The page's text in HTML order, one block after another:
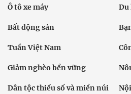
Ô tô xe máy Du
Bất động sản
Tuần Việt Nam
Giảm nghèo bền vững
Dân tộc thiểu số và miền núi